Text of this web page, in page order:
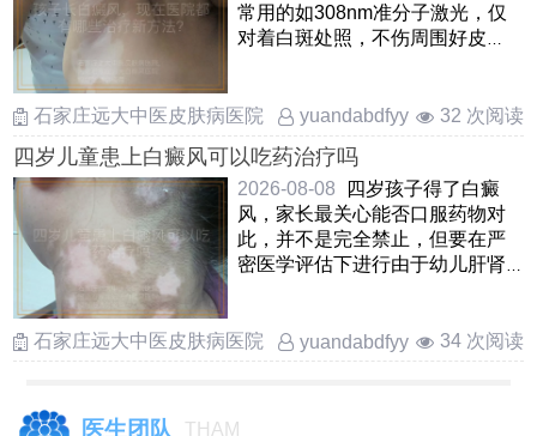
常用的如308nm准分子激光，仅
对着白斑处照，不伤周围好皮
石家庄远大中医皮肤病医院
yuandabdfyy 32 次阅读
四岁儿童患上白癜风可以吃药治疗吗
2026-08-08
四岁孩子得了白癜
风，家长最关心能否口服药物对
此，并不是完全禁止，但要在严
密医学评估下进行由于幼儿肝肾
石家庄远大中医皮肤病医院
yuandabdfyy 34 次阅读
医生团队 THAM